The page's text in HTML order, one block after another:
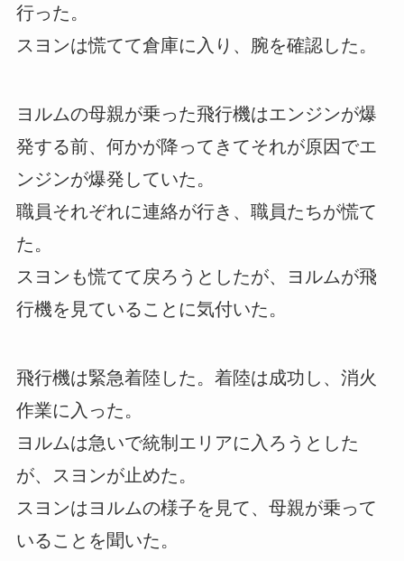
行った。
スヨンは慌てて倉庫に入り、腕を確認した。
ヨルムの母親が乗った飛行機はエンジンが爆
発する前、何かが降ってきてそれが原因でエ
ンジンが爆発していた。
職員それぞれに連絡が行き、職員たちが慌て
た。
スヨンも慌てて戻ろうとしたが、ヨルムが飛
行機を見ていることに気付いた。
飛行機は緊急着陸した。着陸は成功し、消火
作業に入った。
ヨルムは急いで統制エリアに入ろうとした
が、スヨンが止めた。
スヨンはヨルムの様子を見て、母親が乗って
いることを聞いた。